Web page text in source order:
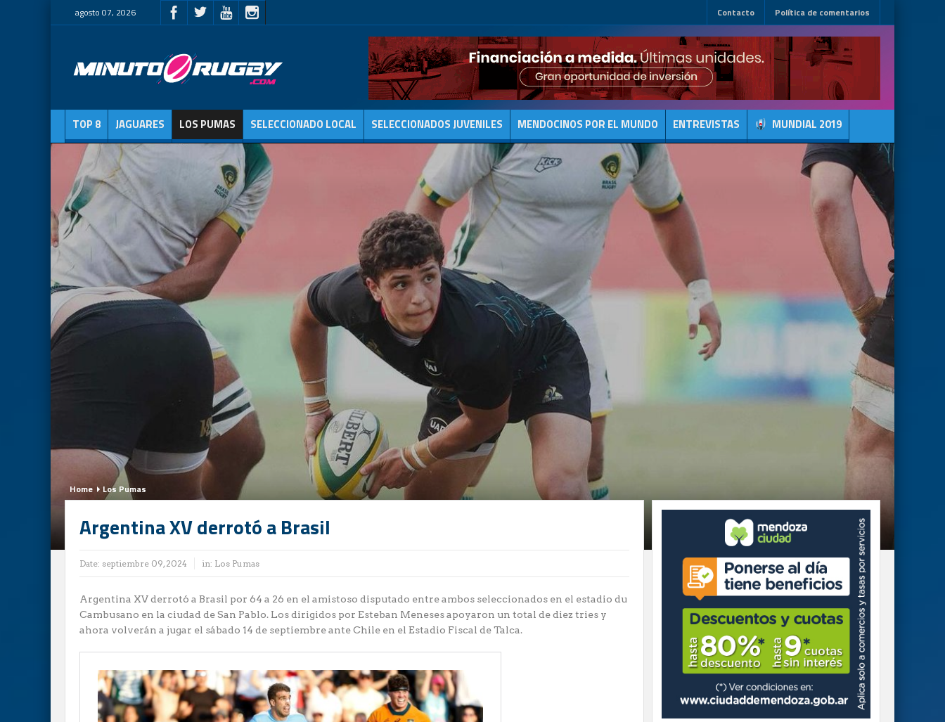
agosto 07, 2026 Contacto Política de comentarios
TOP 8 JAGUARES LOS PUMAS SELECCIONADO LOCAL SELECCIONADOS JUVENILES MENDOCINOS POR EL MUNDO ENTREVISTAS MUNDIAL 2019
Home Los Pumas
Argentina XV derrotó a Brasil
Date: septiembre 09, 2024 in: Los Pumas
Argentina XV derrotó a Brasil por 64 a 26 en el amistoso disputado entre ambos seleccionados en el estadio du
Cambusano en la ciudad de San Pablo. Los dirigidos por Esteban Meneses apoyaron un total de diez tries y
ahora volverán a jugar el sábado 14 de septiembre ante Chile en el Estadio Fiscal de Talca.